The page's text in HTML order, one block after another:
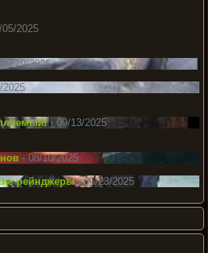
05/2025
- 09/29/2025
2025
- 09/13/2025
- 08/10/2025
рейнджеры- 06/23/2025